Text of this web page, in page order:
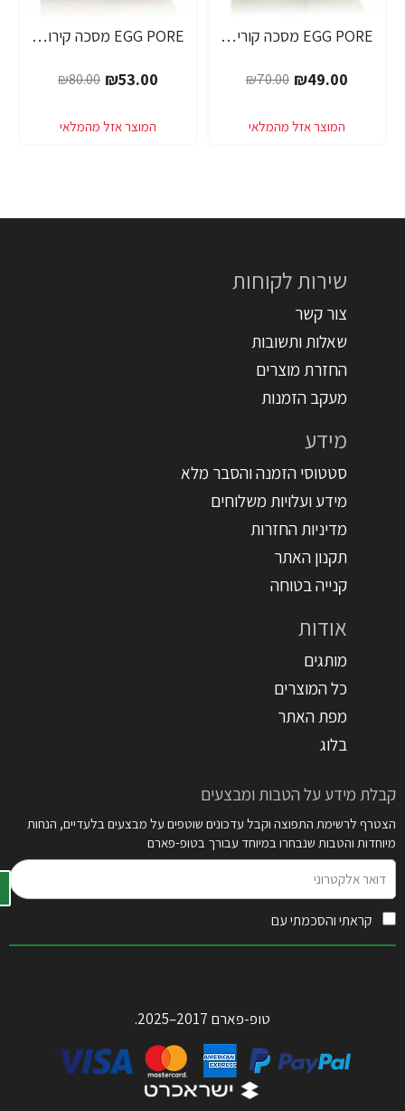
EGG PORE מסכה קוריאנית לניקוי ראשים שחורים 30 גרם - מבית Tony Moly
₪49.00
₪70.00
EGG PORE מסכה קירור לכיווץ נקבוביות 30 גרם - מבית Tony Moly
₪53.00
₪80.00
שירות לקוחות
צור קשר
שאלות ותשובות
החזרת מוצרים
מעקב הזמנות
מידע
סטטוסי הזמנה והסבר מלא
מידע ועלויות משלוחים
מדיניות החזרות
תקנון האתר
קנייה בטוחה
אודות
מותגים
כל המוצרים
מפת האתר
בלוג
קבלת מידע על הטבות ומבצעים
הצטרף לרשימת התפוצה וקבל עדכונים שוטפים על מבצעים בלעדיים, הנחות
מיוחדות והטבות שנבחרו במיוחד עבורך בטופ-פארם
אלקטרוני
קראתי והסכמתי עם
טופ-פארם 2017–2025.